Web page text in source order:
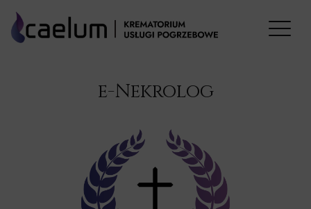
e-Nekrolog